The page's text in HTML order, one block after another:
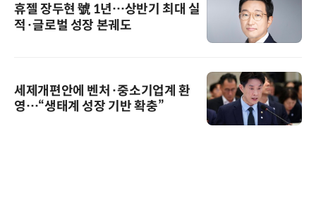
휴젤 장두현 號 1년…상반기 최대 실
적·글로벌 성장 본궤도
세제개편안에 벤처·중소기업계 환
영…“생태계 성장 기반 확충”